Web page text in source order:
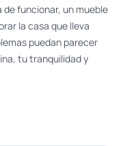
funcionar, un mueble
la casa que lleva
puedan parecer
tu tranquilidad y